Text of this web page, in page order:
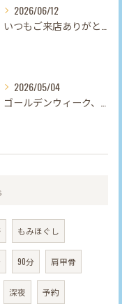
2026/06/12
2026/05/04
もみほぐし
90分 肩甲骨
深夜 予約